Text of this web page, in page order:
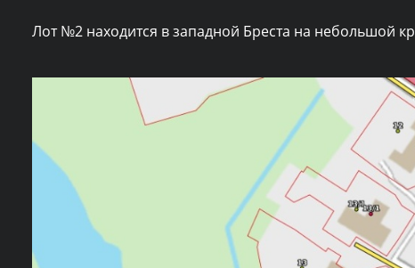
Лот №2 находится в западной Бреста на небольшой